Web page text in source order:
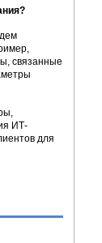
связанные
ИТ-
для